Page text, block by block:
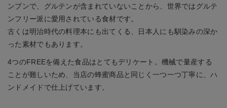
ンプンで、グルテンが含まれていないことから、世界ではグルテ
ンフリー派に愛用されている食材です。
古くは明治時代の料理本にも出てくる、日本人にも馴染みの深か
った素材でもあります。
4つのFREEを備えた食品はとてもデリケート。機械で量産する
ことが難しいため、当店の蜂蜜商品と同じく一つ一つ丁寧に、ハ
ンドメイドで仕上げています。